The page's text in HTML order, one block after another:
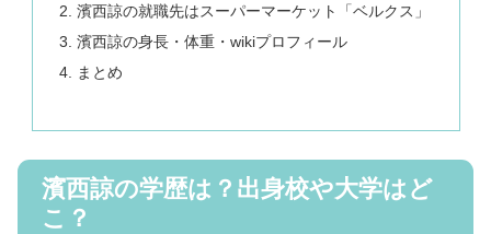
濱西諒の就職先はスーパーマーケット「ベルクス」
濱西諒の身長・体重・wikiプロフィール
まとめ
濱西諒の学歴は？出身校や大学はど
こ？